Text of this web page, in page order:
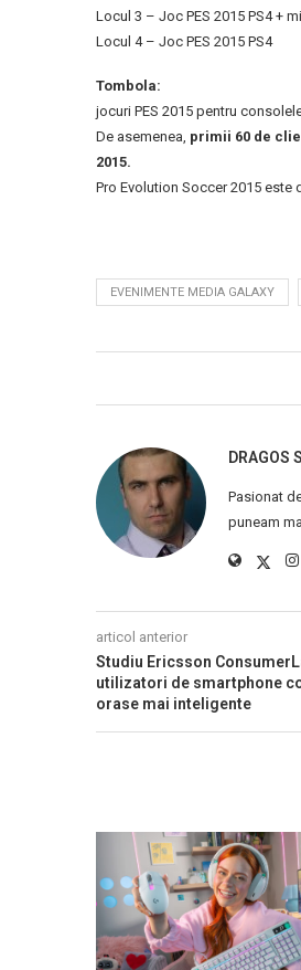
Locul 3 – Joc PES 2015 PS4 +
Locul 4 – Joc PES 2015 PS4
Tombola:
jocuri PES 2015 pentru
De asemenea, primii 60 de
2015.
Pro Evolution Soccer 2015
EVENIMENTE MEDIA GALAXY
DRAGOS
Pasionat
puneam
articol anterior
Studiu Ericsson
utilizatori de smartphone
orase mai inteligente